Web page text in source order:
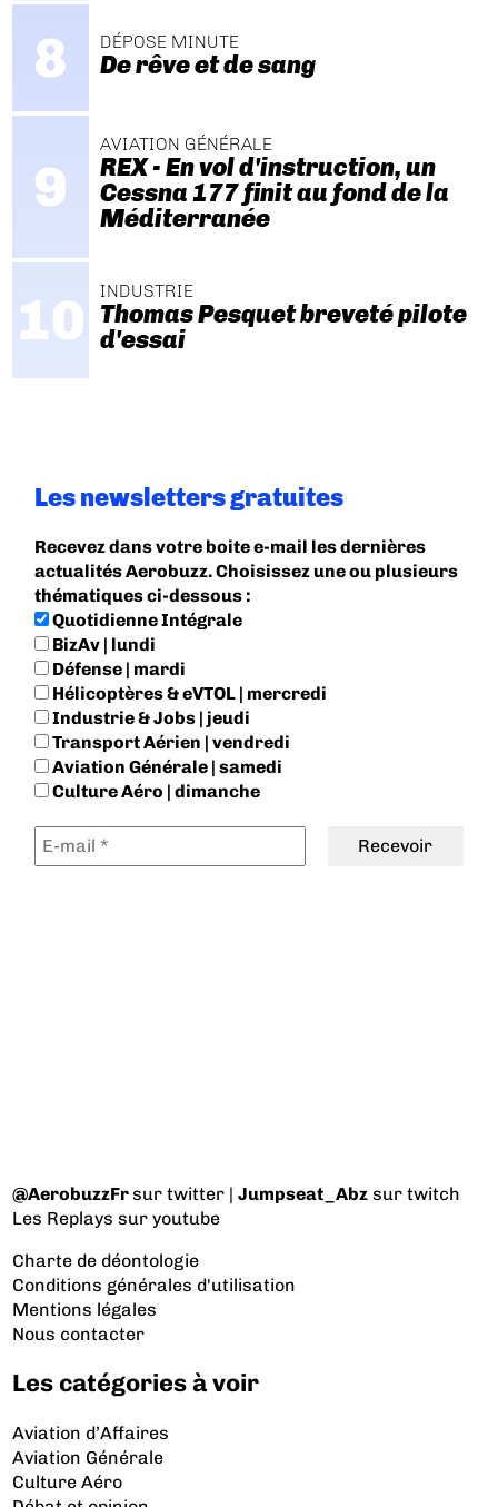
DÉPOSE MINUTE
De rêve et de sang
AVIATION GÉNÉRALE
REX - En vol d'instruction, un
Cessna 177 finit au fond de la
Méditerranée
INDUSTRIE
Thomas Pesquet breveté pilote
d'essai
Les newsletters gratuites
Recevez dans votre boite e-mail les dernières
actualités Aerobuzz. Choisissez une ou plusieurs
thématiques ci-dessous :
Quotidienne Intégrale
BizAv | lundi
Défense | mardi
Hélicoptères & eVTOL | mercredi
Industrie & Jobs | jeudi
Transport Aérien | vendredi
Aviation Générale | samedi
Culture Aéro | dimanche
@AerobuzzFrsur twitter |Jumpseat_Abz sur twitch
Les Replays sur youtube
Charte de déontologie
Conditions générales d'utilisation
Mentions légales
Nous contacter
Les catégories à voir
Aviation d’Affaires
Aviation Générale
Culture Aéro